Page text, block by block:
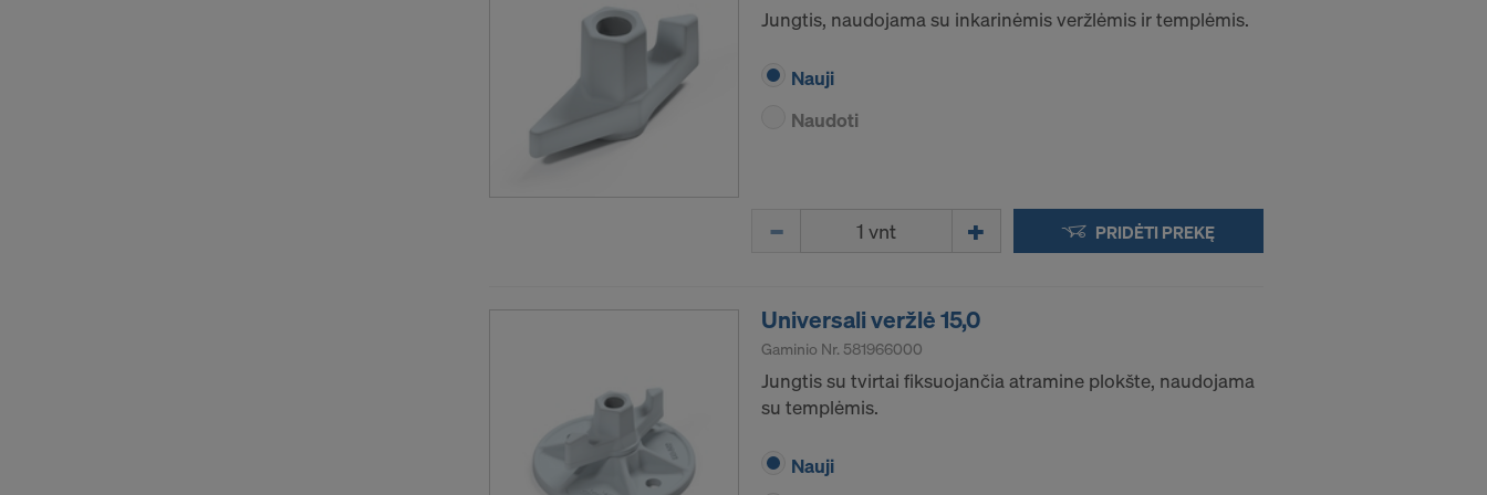
Jungtis, naudojama su inkarinėmis veržlėmis ir templėmis.
Nauji
Naudoti
PRIDĖTI PREKĘ
Universali veržlė 15,0
Gaminio Nr. 581966000
Jungtis su tvirtai fiksuojančia atramine plokšte, naudojama
su templėmis.
Nauji